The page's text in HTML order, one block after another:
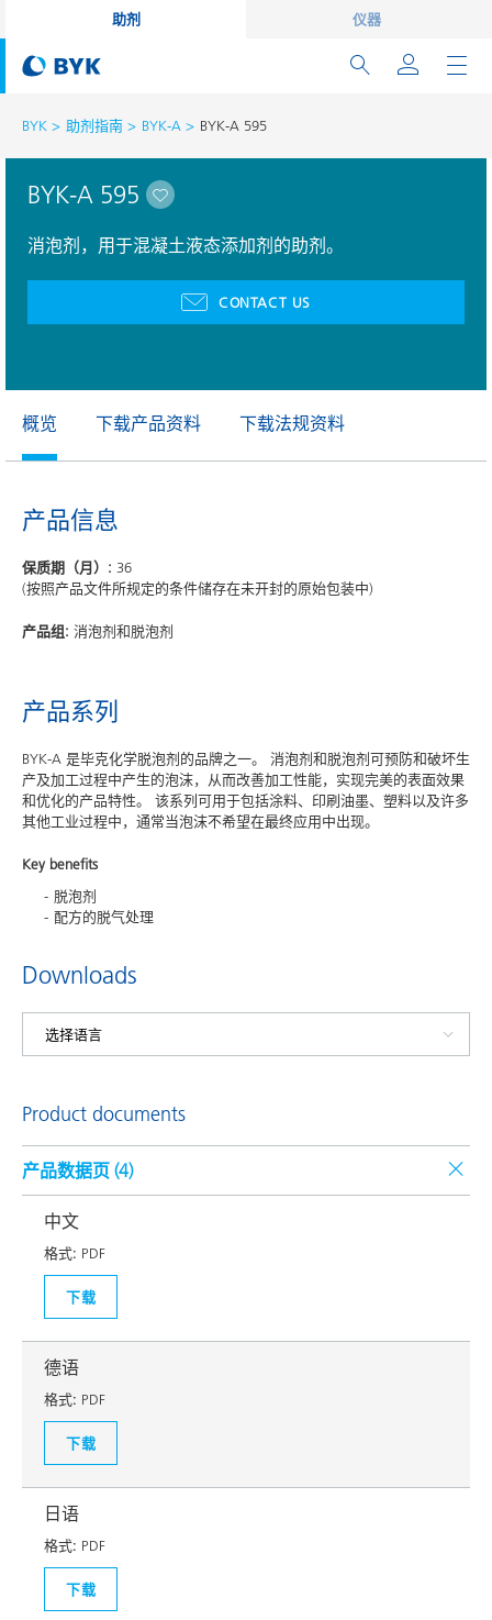
助剂 仪器
BYK 助剂指南 BYK-A BYK-A 595
BYK-A 595
消泡剂，用于混凝土液态添加剂的助剂。
CONTACT US
概览 下载产品资料 下载法规资料
产品信息
保质期（月）: 36
(按照产品文件所规定的条件储存在未开封的原始包装中)
产品组: 消泡剂和脱泡剂
产品系列
BYK-A 是毕克化学脱泡剂的品牌之一。 消泡剂和脱泡剂可预防和破坏生
产及加工过程中产生的泡沫，从而改善加工性能，实现完美的表面效果
和优化的产品特性。 该系列可用于包括涂料、印刷油墨、塑料以及许多
其他工业过程中，通常当泡沫不希望在最终应用中出现。
Key benefits
脱泡剂
配方的脱气处理
Downloads
Product documents
产品数据页 (4)
中文
格式: PDF
下载
德语
格式: PDF
下载
日语
格式: PDF
下载